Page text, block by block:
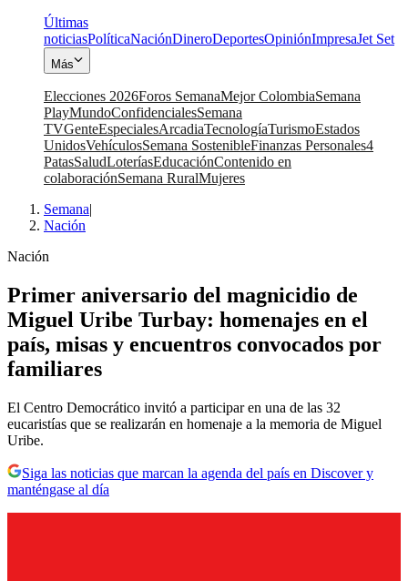
Últimas
noticiasPolíticaNaciónDineroDeportesOpiniónImpresaJet Set
Más
Elecciones 2026Foros SemanaMejor ColombiaSemana
PlayMundoConfidencialesSemana
TVGenteEspecialesArcadiaTecnologíaTurismoEstados
UnidosVehículosSemana SostenibleFinanzas Personales4
PatasSaludLoteríasEducaciónContenido en
colaboraciónSemana RuralMujeres
Semana|
Nación
Nación
Primer aniversario del magnicidio de
Miguel Uribe Turbay: homenajes en el
país, misas y encuentros convocados por
familiares
El Centro Democrático invitó a participar en una de las 32
eucaristías que se realizarán en homenaje a la memoria de Miguel
Uribe.
Siga las noticias que marcan la agenda del país en Discover y
manténgase al día